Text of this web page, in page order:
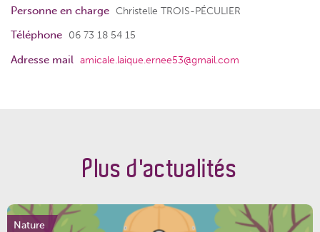
Personne en charge Christelle TROIS-PÉCULIER
Téléphone 06 73 18 54 15
Adresse mail amicale.laique.ernee53@gmail.com
Plus d'actualités
Nature